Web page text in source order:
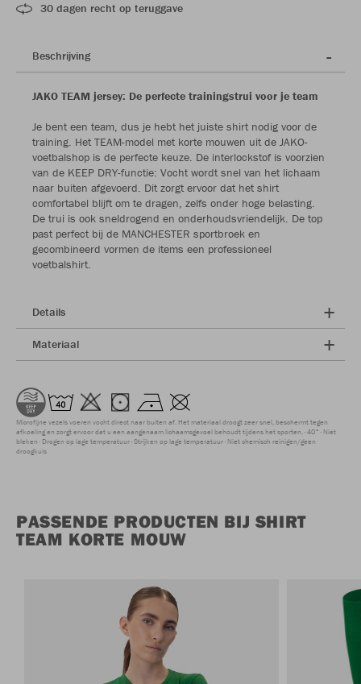
30 dagen recht op teruggave
Beschrijving
JAKO TEAM jersey: De perfecte trainingstrui voor je team
Je bent een team, dus je hebt het juiste shirt nodig voor de
training. Het TEAM-model met korte mouwen uit de JAKO-
voetbalshop is de perfecte keuze. De interlockstof is voorzien
van de KEEP DRY-functie: Vocht wordt snel van het lichaam
naar buiten afgevoerd. Dit zorgt ervoor dat het shirt
comfortabel blijft om te dragen, zelfs onder hoge belasting.
De trui is ook sneldrogend en onderhoudsvriendelijk. De top
past perfect bij de MANCHESTER sportbroek en
gecombineerd vormen de items een professioneel
voetbalshirt.
Details
Materiaal
Microfijne vezels voeren vocht direct naar buiten af. Het materiaal droogt zeer snel, beschermt tegen
afkoeling en zorgt ervoor dat u een aangenaam lichaamsgevoel behoudt tijdens het sporten. 40° Niet
bleken Drogen op lage temperatuur Strijken op lage temperatuur Niet chemisch reinigen/geen
droogkuis
PASSENDE PRODUCTEN BIJ SHIRT
TEAM KORTE MOUW